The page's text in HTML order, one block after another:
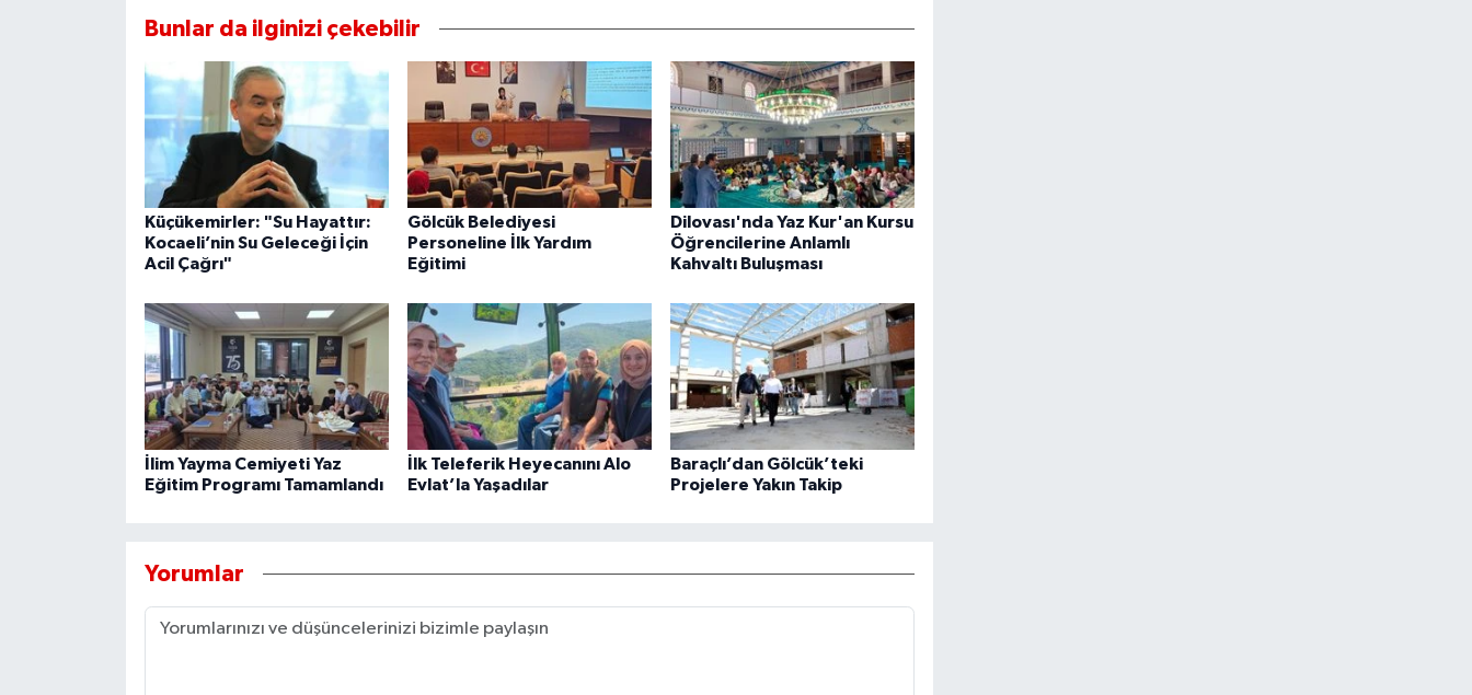
Bunlar da ilginizi çekebilir
Küçükemirler: "Su Hayattır:
Kocaeli’nin Su Geleceği İçin
Acil Çağrı"
Gölcük Belediyesi
Personeline İlk Yardım
Eğitimi
Dilovası'nda Yaz Kur'an Kursu
Öğrencilerine Anlamlı
Kahvaltı Buluşması
İlim Yayma Cemiyeti Yaz
Eğitim Programı Tamamlandı
İlk Teleferik Heyecanını Alo
Evlat’la Yaşadılar
Baraçlı’dan Gölcük’teki
Projelere Yakın Takip
Yorumlar